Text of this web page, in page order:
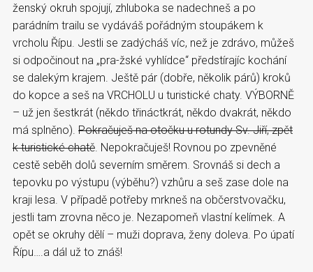
ženský okruh spojují, zhluboka se nadechneš a po
parádním trailu se vydáváš pořádným stoupákem k
vrcholu Řípu. Jestli se zadýcháš víc, než je zdrávo, můžeš
si odpočinout na „pra-žské vyhlídce“ předstírajíc kochání
se dalekým krajem. Ještě pár (dobře, několik párů) kroků
do kopce a seš na VRCHOLU u turistické chaty. VÝBORNĚ
– už jen šestkrát (někdo třináctkrát, někdo dvakrát, někdo
má splněno). Pokračuješ na otočku u rotundy Sv. Jiří, zpět
k turistické chatě. Nepokračuješ! Rovnou po zpevněné
cestě seběh dolů severním směrem. Srovnáš si dech a
tepovku po výstupu (výběhu?) vzhůru a seš zase dole na
kraji lesa. V případě potřeby mrkneš na občerstvovačku,
jestli tam zrovna něco je. Nezapomeň vlastní kelímek. A
opět se okruhy dělí – muži doprava, ženy doleva. Po úpatí
Řípu….a dál už to znáš!